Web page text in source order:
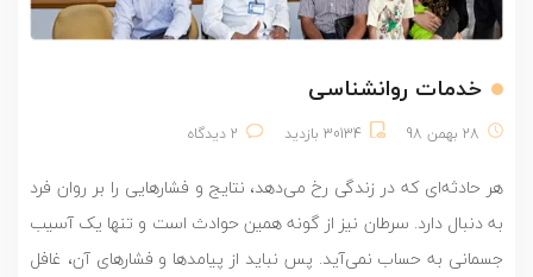
خدمات روانشناسی
28 بهمن 98 30134 بازدید 2 دیدگاه
هر حادثه‌ای که در زندگی رخ می‌دهد، نتایج و فشارهایی را بر روان فرد
به دنبال دارد. سرطان نیز از گونه همین حوادث است و تنها یک آسیب
جسمانی به حساب نمی‌آید. پس نباید از پیامدها و فشارهای آن، غافل